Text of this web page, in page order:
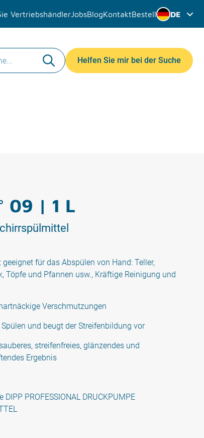
Vertriebshändler JobsBlogKontaktBestell DE
Helfen Sie mir bei der Suche
09 | 1 L
für das Abspülen von Hand: Teller,
Töpfe und Pfannen usw., Kräftige Reinigung und
Verschmutzungen
und beugt der Streifenbildung vor
streifenfreies, glänzendes und
Ergebnis
PROFESSIONAL DRUCKPUMPE